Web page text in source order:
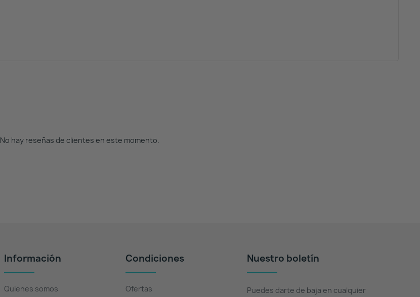
No hay reseñas de clientes en este momento.
Información
Quienes somos
Condiciones
Ofertas
Nuestro boletín
Puedes darte de baja en cualquier